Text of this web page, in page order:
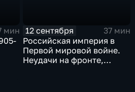
мин
12 сентября
37 мин
Российская империя в
Первой мировой войне.
Неудачи на фронте,